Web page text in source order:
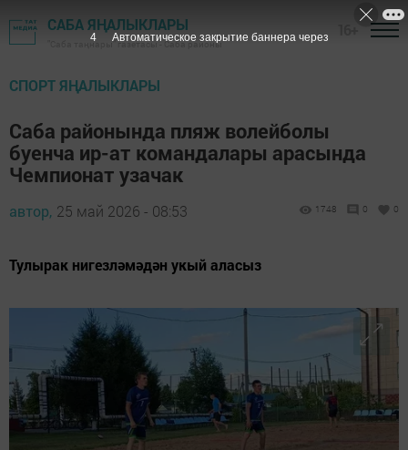
САБА ЯҢАЛЫКЛАРЫ
"Саба таңнары" газетасы - Саба районы
СПОРТ ЯҢАЛЫКЛАРЫ
Саба районында пляж волейболы
буенча ир-ат командалары арасында
Чемпионат узачак
автор, 25 май 2026 - 08:53 1748 0 0
Тулырак нигезләмәдән укый аласыз
3 Автоматическое закрытие баннера через